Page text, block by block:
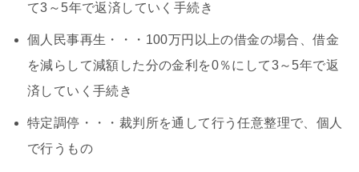
て3～5年で返済していく手続き
個人民事再生・・・100万円以上の借金の場合、借金
を減らして減額した分の金利を0％にして3～5年で返
済していく手続き
特定調停・・・裁判所を通して行う任意整理で、個人
で行うもの